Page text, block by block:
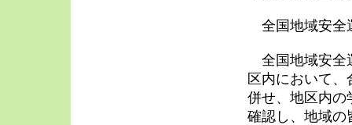
全国地域安全
全国地域安全
区内において
併せ、地区内の
確認し、地域の